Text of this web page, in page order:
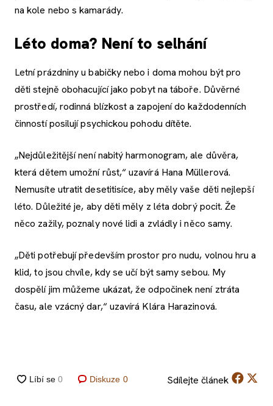
na kole nebo s kamarády.
Léto doma? Není to selhání
Letní prázdniny u babičky nebo i doma mohou být pro
děti stejně obohacující jako pobyt na táboře. Důvěrné
prostředí, rodinná blízkost a zapojení do každodenních
činností posilují psychickou pohodu dítěte.
„Nejdůležitější není nabitý harmonogram, ale důvěra,
která dětem umožní růst,“ uzavírá Hana Müllerová.
Nemusíte utratit desetitisíce, aby měly vaše děti nejlepší
léto. Důležité je, aby děti měly z léta dobrý pocit. Že
něco zažily, poznaly nové lidi a zvládly i něco samy.
„Děti potřebují především prostor pro nudu, volnou hru a
klid, to jsou chvíle, kdy se učí být samy sebou. My
dospělí jim můžeme ukázat, že odpočinek není ztráta
času, ale vzácný dar,“ uzavírá Klára Harazinová.
Diskuze 0 Sdílejte článek